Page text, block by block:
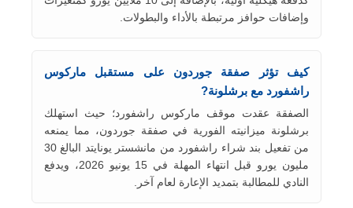
وإضافات حوافز مرتبطة بالأداء والبطولات.
كيف تؤثر صفقة جوردون على مستقبل ماركوس
راشفورد مع برشلونة?
الصفقة عقدت موقف ماركوس راشفورد؛ حيث استهلك
برشلونة ميزانيته الفورية في صفقة جوردون، مما يمنعه
من تفعيل بند شراء راشفورد من مانشستر يونايتد البالغ 30
مليون يورو قبل انتهاء المهلة في 15 يونيو 2026، ويدفع
النادي للمطالبة بتمديد الإعارة لعام آخر.